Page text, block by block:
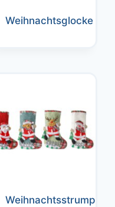
Weihnachtsglocke
Weihnachtsstrumpf